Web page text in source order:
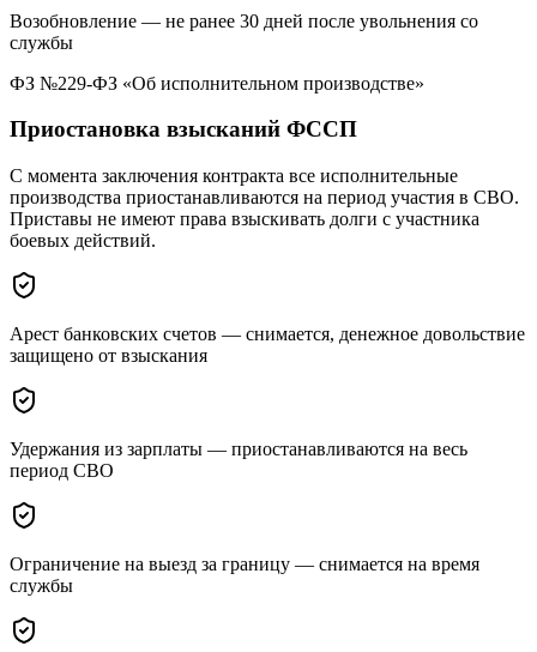
Возобновление — не ранее 30 дней после увольнения со
службы
ФЗ №229-ФЗ «Об исполнительном производстве»
Приостановка взысканий ФССП
С момента заключения контракта все исполнительные
производства приостанавливаются на период участия в СВО.
Приставы не имеют права взыскивать долги с участника
боевых действий.
Арест банковских счетов — снимается, денежное довольствие
защищено от взыскания
Удержания из зарплаты — приостанавливаются на весь
период СВО
Ограничение на выезд за границу — снимается на время
службы